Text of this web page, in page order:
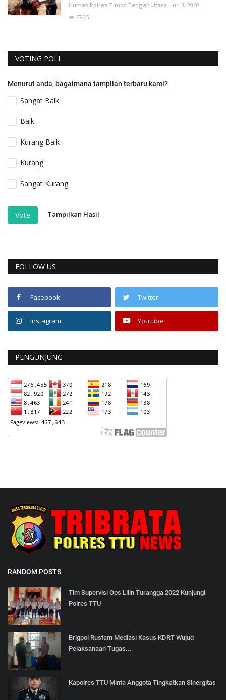
Humas Polres Timor Tengah Utara
Jun 3, 2020
7895
VOTING POLL
Menurut anda, bagaimana tampilan terbaru kami?
Sangat Baik
Baik
Kurang Baik
Kurang
Sangat Kurang
Vote Tampilkan Hasil
FOLLOW US
Facebook Twitter
Instagram Youtube
PENGUNJUNG
RANDOM POSTS
Tim Supervisi Ops Lilin Turangga 2022 Kunjungi
Polres TTU
Brigpol Rustam Mediasi Kasus KDRT Wujud
Pelaksanaan Tugas...
Kapolres TTU Minta Anggota Tingkatkan Sinergitas